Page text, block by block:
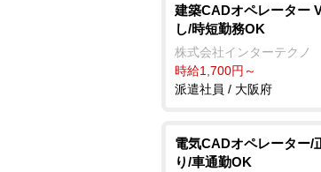
建築CADオペレーター
し/時短勤務OK
株式会社インターテクノ
時給1,700円～
派遣社員 / 大阪府
電気CADオペレーター/
り/車通勤OK